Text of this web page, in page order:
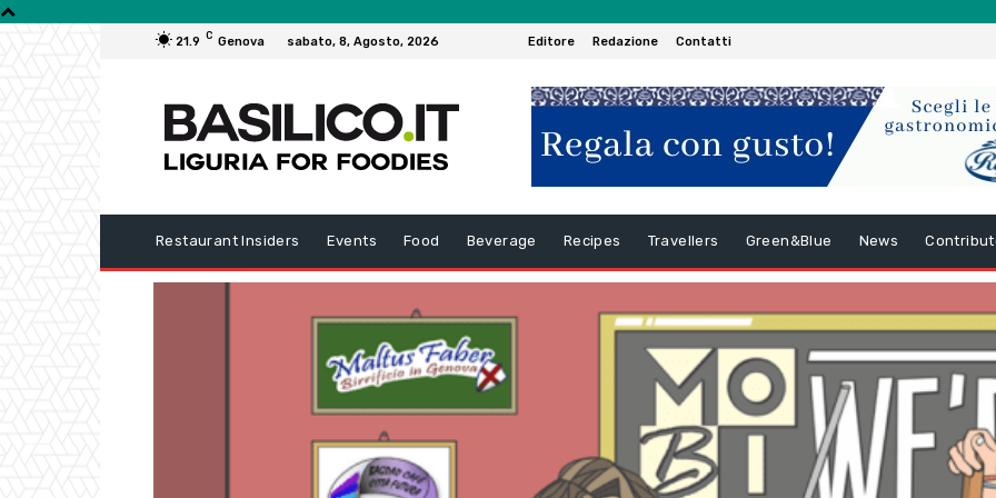
21.9 C Genova sabato, 8, Agosto, 2026 Editore Redazione Contatti
Restaurant Insiders Events Food Beverage Recipes Travellers Green&Blue News